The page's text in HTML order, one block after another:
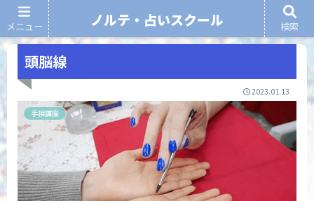
ノルテ・占いスクール
頭脳線
2023.01.13
手相講座
メニュー ノルテ・占いスクール 検索